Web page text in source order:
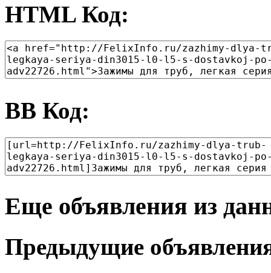
HTML Код:
BB Код:
Еще объявления из
Предыдущие